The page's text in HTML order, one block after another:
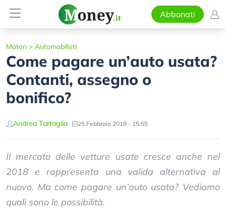
Abbonati
Motori > Automobilisti
Come pagare un’auto usata?
Contanti, assegno o
bonifico?
Andrea Tartaglia 25 Febbraio 2019 - 15:55
Il mercato delle vetture usate cresce anche nel
2018 e rappresenta una valida alternativa al
nuovo. Ma come pagare un’auto usata? Vediamo
quali sono le possibilità.